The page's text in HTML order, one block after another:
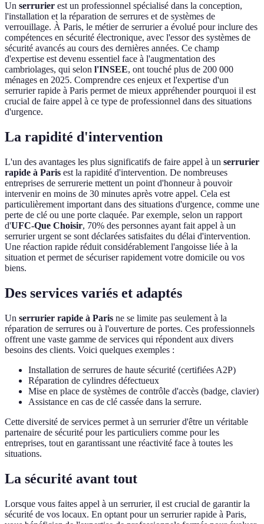
Un serrurier est un professionnel spécialisé dans la conception,
l'installation et la réparation de serrures et de systèmes de
verrouillage. À Paris, le métier de serrurier a évolué pour inclure des
compétences en sécurité électronique, avec l'essor des systèmes de
sécurité avancés au cours des dernières années. Ce champ
d'expertise est devenu essentiel face à l'augmentation des
cambriolages, qui selon l'INSEE, ont touché plus de 200 000
ménages en 2025. Comprendre ces enjeux et l'expertise d'un
serrurier rapide à Paris permet de mieux appréhender pourquoi il est
crucial de faire appel à ce type de professionnel dans des situations
d'urgence.
La rapidité d'intervention
L'un des avantages les plus significatifs de faire appel à un serrurier
rapide à Paris est la rapidité d'intervention. De nombreuses
entreprises de serrurerie mettent un point d'honneur à pouvoir
intervenir en moins de 30 minutes après votre appel. Cela est
particulièrement important dans des situations d'urgence, comme une
perte de clé ou une porte claquée. Par exemple, selon un rapport
d'UFC-Que Choisir, 70% des personnes ayant fait appel à un
serrurier urgent se sont déclarées satisfaites du délai d'intervention.
Une réaction rapide réduit considérablement l'angoisse liée à la
situation et permet de sécuriser rapidement votre domicile ou vos
biens.
Des services variés et adaptés
Un serrurier rapide à Paris ne se limite pas seulement à la
réparation de serrures ou à l'ouverture de portes. Ces professionnels
offrent une vaste gamme de services qui répondent aux divers
besoins des clients. Voici quelques exemples :
Installation de serrures de haute sécurité (certifiées A2P)
Réparation de cylindres défectueux
Mise en place de systèmes de contrôle d'accès (badge, clavier)
Assistance en cas de clé cassée dans la serrure.
Cette diversité de services permet à un serrurier d'être un véritable
partenaire de sécurité pour les particuliers comme pour les
entreprises, tout en garantissant une réactivité face à toutes les
situations.
La sécurité avant tout
Lorsque vous faites appel à un serrurier, il est crucial de garantir la
sécurité de vos locaux. En optant pour un serrurier rapide à Paris,